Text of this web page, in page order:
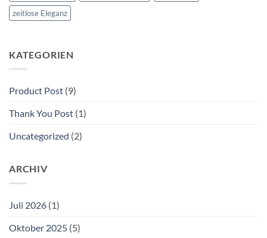
zeitlose Eleganz
KATEGORIEN
Product Post (9)
Thank You Post (1)
Uncategorized (2)
ARCHIV
Juli 2026 (1)
Oktober 2025 (5)